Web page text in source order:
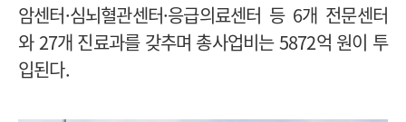
암센터·심뇌혈관센터·응급의료센터 등 6개 전문센터
와 27개 진료과를 갖추며 총사업비는 5872억 원이 투
입된다.